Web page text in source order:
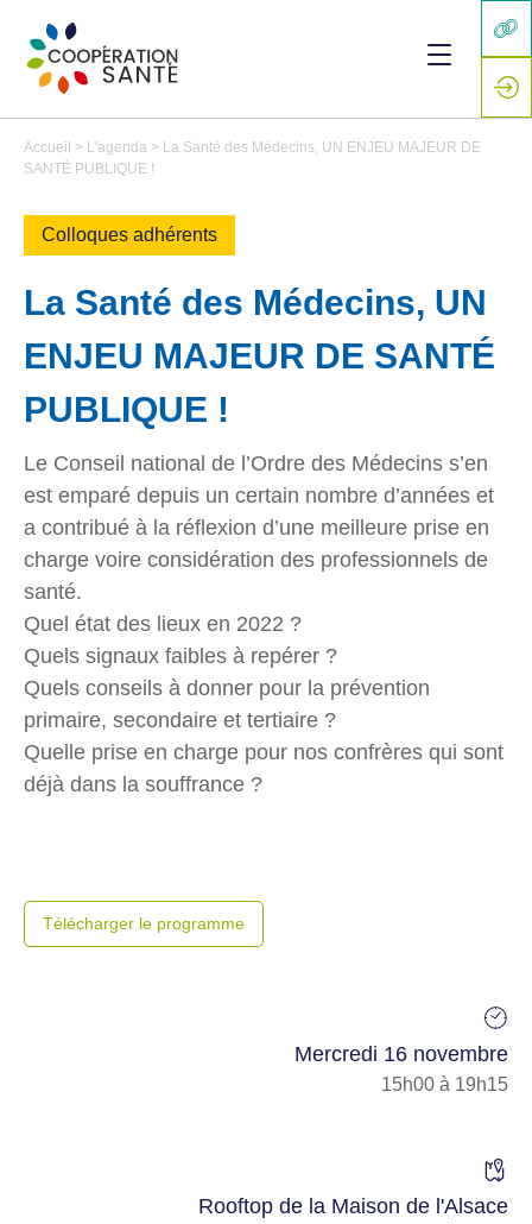
Accueil > L'agenda > La Santé des Médecins, UN ENJEU MAJEUR DE
SANTÉ PUBLIQUE !
Colloques adhérents
La Santé des Médecins, UN
ENJEU MAJEUR DE SANTÉ
PUBLIQUE !
Le Conseil national de l’Ordre des Médecins s’en
est emparé depuis un certain nombre d’années et
a contribué à la réflexion d’une meilleure prise en
charge voire considération des professionnels de
santé.
Quel état des lieux en 2022 ?
Quels signaux faibles à repérer ?
Quels conseils à donner pour la prévention
primaire, secondaire et tertiaire ?
Quelle prise en charge pour nos confrères qui sont
déjà dans la souffrance ?
Télécharger le programme
Mercredi 16 novembre
15h00 à 19h15
Rooftop de la Maison de l'Alsace